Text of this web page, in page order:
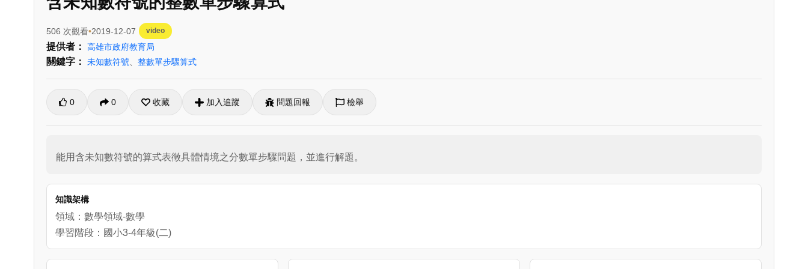
506 次觀看 2019-12-07 video
提供者： 高雄市政府教育局
關鍵字： 未知數符號 整數單步驟算式
0 0 收藏 加入追蹤 問題回報 檢舉
能用含未知數符號的算式表徵具體情境之分數單步驟問題，並進行解題。
知識架構
領域：數學領域-數學
學習階段：國小3-4年級(二)